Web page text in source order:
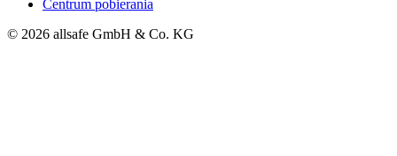
Centrum pobierania
© 2026 allsafe GmbH & Co. KG